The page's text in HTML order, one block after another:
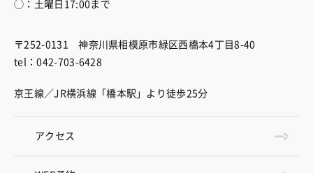
◯：土曜日17:00まで
〒252-0131 神奈川県相模原市緑区西橋本4丁目8-40
tel：042-703-6428
京王線／JR横浜線「橋本駅」より徒歩25分
アクセス